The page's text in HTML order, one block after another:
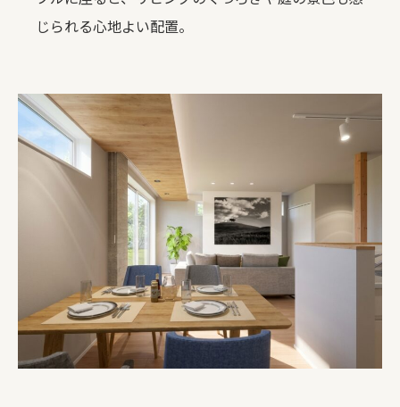
じられる心地よい配置。